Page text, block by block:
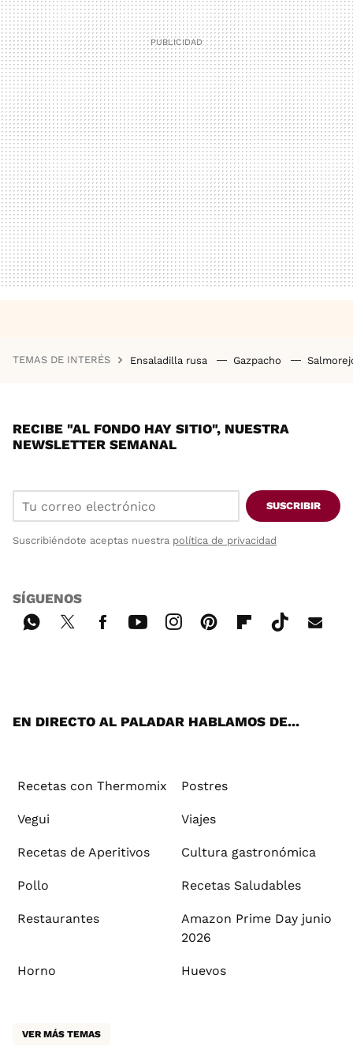
TEMAS DE INTERÉS Ensaladilla rusa Gazpacho
RECIBE "AL FONDO HAY SITIO", NUESTRA
NEWSLETTER SEMANAL
SUSCRIBIR
Suscribiéndote aceptas nuestra política de privacidad
SÍGUENOS
EN DIRECTO AL PALADAR HABLAMOS DE...
Recetas con Thermomix Postres
Vegui Viajes
Recetas de Aperitivos Cultura gastronómica
Pollo Recetas Saludables
Restaurantes
Amazon Prime Day junio
2026
Horno Huevos
VER MÁS TEMAS